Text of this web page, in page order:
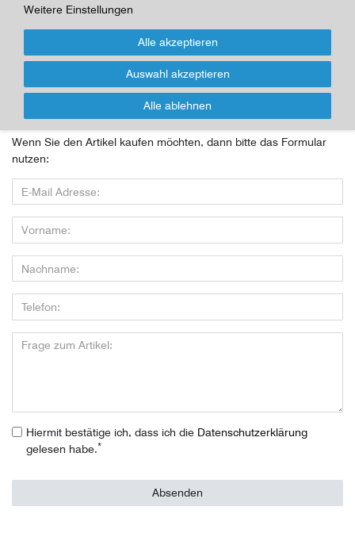
25,00 EUR
Für Infos zum Artikel oder Kauf, bitte Formular
nutzen!
Wenn Sie den Artikel kaufen möchten, dann bitte das Formular
nutzen:
Hiermit bestätige ich, dass ich die Daten­schutz­erklärung
gelesen habe.*
Absenden
Weitere Einstellungen
Alle akzeptieren
Auswahl akzeptieren
Alle ablehnen